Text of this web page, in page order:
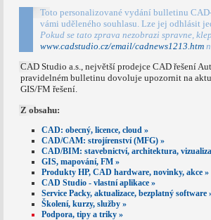
Toto personalizované vydání bulletinu
vámi uděleného souhlasu. Lze jej odhlásit
Pokud se tato zprava nezobrazi spravne,
www.cadstudio.cz/email/cadnews1213.htm
CAD Studio a.s., největší prodejce CAD řešení
pravidelném bulletinu dovoluje upozornit na
GIS/FM řešení.
Z obsahu:
CAD: obecný, licence, cloud »
CAD/CAM: strojírenství (MFG) »
CAD/BIM: stavebnictví, architektura,
GIS, mapování, FM »
Produkty HP, CAD hardware, novinky, akce »
CAD Studio - vlastní aplikace »
Service Packy, aktualizace, bezplatný software
Školení, kurzy, služby »
Podpora, tipy a triky »